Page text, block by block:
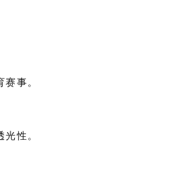
事。
性。